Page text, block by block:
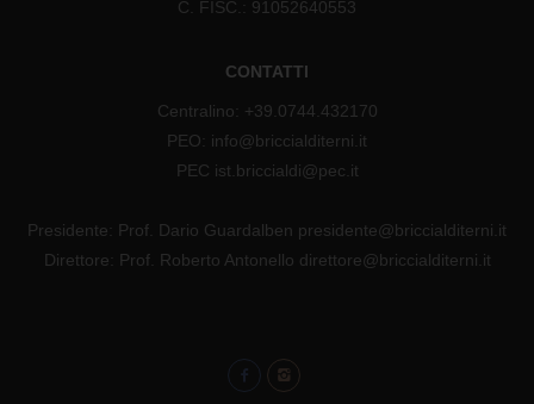
C. FISC.: 91052640553
CONTATTI
Centralino: +39.0744.432170
PEO: info@briccialditerni.it
PEC ist.briccialdi@pec.it
Presidente: Prof. Dario Guardalben presidente@briccialditerni.it
Direttore: Prof. Roberto Antonello direttore@briccialditerni.it